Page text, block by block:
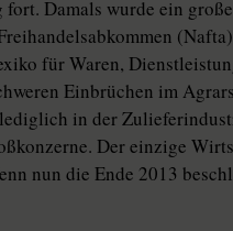
Damals wurde ein
für Waren,
Einbrüchen im
in der
Der einzige
nun die Ende 2013